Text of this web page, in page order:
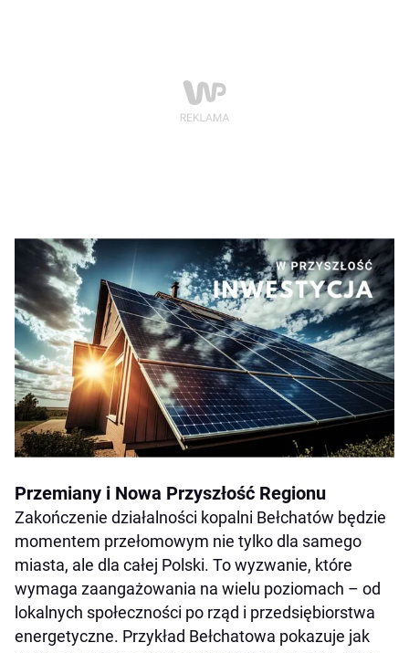
Przemiany i Nowa Przyszłość Regionu
Zakończenie działalności kopalni Bełchatów będzie
momentem przełomowym nie tylko dla samego
miasta, ale dla całej Polski. To wyzwanie, które
wymaga zaangażowania na wielu poziomach – od
lokalnych społeczności po rząd i przedsiębiorstwa
energetyczne. Przykład Bełchatowa pokazuje jak